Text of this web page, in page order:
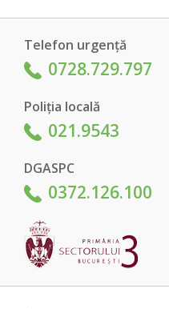
Telefon urgență
0728.729.797
Poliția locală
021.9543
DGASPC
0372.126.100